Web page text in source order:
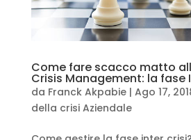
Come fare scacco matto
Crisis Management: la fase
da Franck Akpabie| Ago 17,
della crisi Aziendale